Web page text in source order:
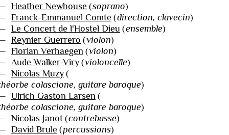
Heather Newhouse (soprano)
Franck-Emmanuel Comte (direction, clavecin)
Le Concert de l'Hostel Dieu (ensemble)
Reynier Guerrero (violon)
Florian Verhaegen (violon)
Aude Walker-Viry (violoncelle)
Nicolas Muzy (
colascione, guitare baroque)
Ulrich Gaston Larsen (
colascione, guitare baroque)
Nicolas Janot (contrebasse)
David Brule (percussions)